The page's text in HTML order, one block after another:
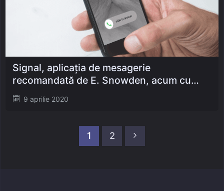
Posted
9 aprilie 2020
Signal, aplicația de mesagerie
recomandată de E. Snowden, acum cu
apeluri și apeluri video criptate
1 2 Pagina următoare